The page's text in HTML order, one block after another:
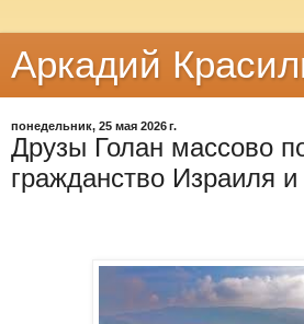
Аркадий
понедельник, 25 мая 2026 г.
Друзы Голан массово
гражданство Израиля